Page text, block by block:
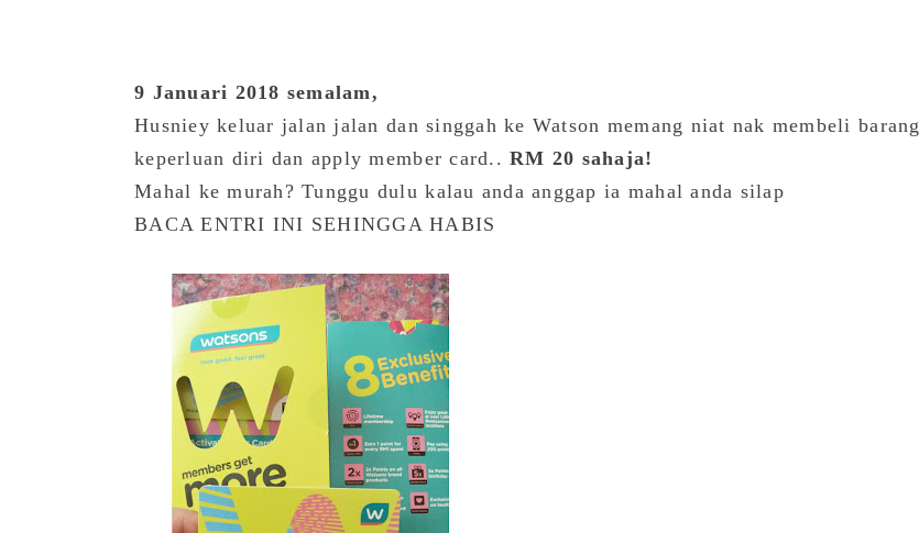
9 Januari 2018 semalam,
Husniey keluar jalan jalan dan singgah ke Watson memang niat nak membeli barang
keperluan diri dan apply member card..RM 20 sahaja!
Mahal ke murah? Tunggu dulu kalau anda anggap ia mahal anda silap
BACA ENTRI INI SEHINGGA HABIS